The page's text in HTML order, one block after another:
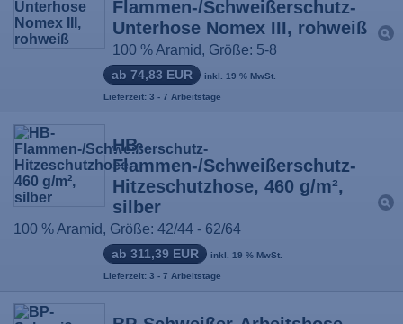
Flammen-/Schweißerschutz-
Unterhose Nomex III, rohweiß
100 % Aramid, Größe: 5-8
ab 74,83 EUR inkl. 19 % MwSt.
Lieferzeit: 3 - 7 Arbeitstage
HB-
Flammen-/Schweißerschutz-
Hitzeschutzhose, 460 g/m²,
silber
100 % Aramid, Größe: 42/44 - 62/64
ab 311,39 EUR inkl. 19 % MwSt.
Lieferzeit: 3 - 7 Arbeitstage